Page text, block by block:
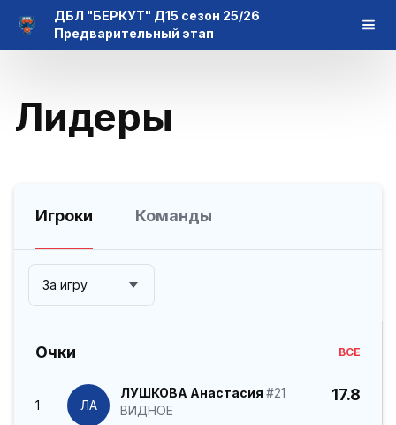
ДБЛ "БЕРКУТ" Д15 сезон 25/26
Предварительный этап
Лидеры
Игроки Команды
За игру
Очки ВСЕ
1 ЛА
ЛУШКОВА Анастасия #21
ВИДНОЕ
17.8